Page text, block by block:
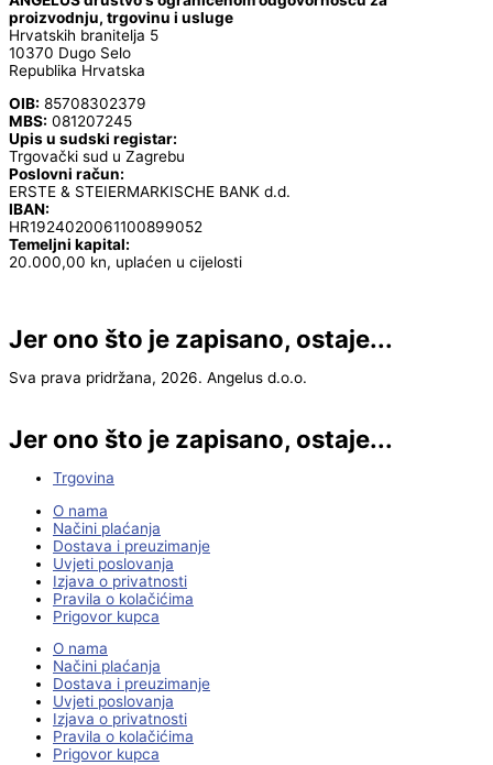
proizvodnju, trgovinu i usluge
Hrvatskih branitelja 5
10370 Dugo Selo
Republika Hrvatska
OIB: 85708302379
MBS: 081207245
Upis u sudski registar:
Trgovački sud u Zagrebu
Poslovni račun:
ERSTE & STEIERMARKISCHE BANK d.d.
IBAN:
HR1924020061100899052
Temeljni kapital:
20.000,00 kn, uplaćen u cijelosti
Jer ono što je zapisano, ostaje...
Sva prava pridržana, 2026. Angelus d.o.o.
Jer ono što je zapisano, ostaje...
Trgovina
O nama
Načini plaćanja
Dostava i preuzimanje
Uvjeti poslovanja
Izjava o privatnosti
Pravila o kolačićima
Prigovor kupca
O nama
Načini plaćanja
Dostava i preuzimanje
Uvjeti poslovanja
Izjava o privatnosti
Pravila o kolačićima
Prigovor kupca